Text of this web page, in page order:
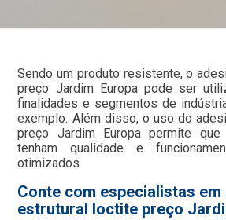
Sendo um produto resistente, o
preço Jardim Europa pode ser
finalidades e segmentos de
exemplo. Além disso, o uso do
preço Jardim Europa permite
tenham qualidade e
otimizados.
Conte com especialistas em
estrutural loctite preço